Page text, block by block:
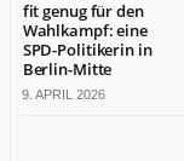
fit genug für den
Wahlkampf: eine
SPD-Politikerin in
Berlin-Mitte
9. APRIL 2026
eine
nahezu
einzigartige